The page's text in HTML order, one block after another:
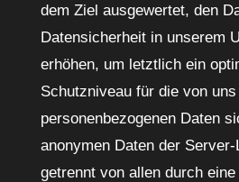
dem Ziel ausgewertet, den
Datensicherheit in unserem
erhöhen, um letztlich ein
Schutzniveau für die von
personenbezogenen Daten
anonymen Daten der
getrennt von allen durch